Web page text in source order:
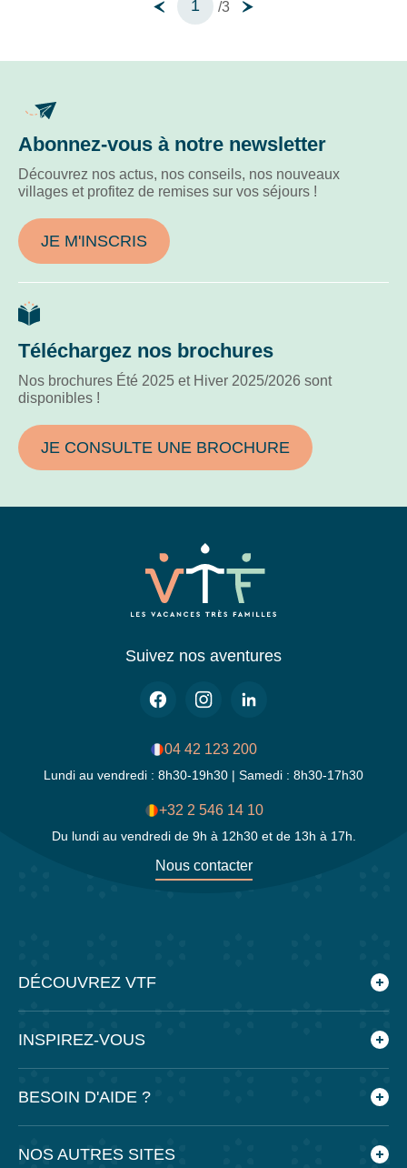
1 /3
Abonnez-vous à notre newsletter
Découvrez nos actus, nos conseils, nos nouveaux
villages et profitez de remises sur vos séjours !
JE M'INSCRIS
Téléchargez nos brochures
Nos brochures Été 2025 et Hiver 2025/2026 sont
disponibles !
JE CONSULTE UNE BROCHURE
Suivez nos aventures
04 42 123 200
Lundi au vendredi : 8h30-19h30 | Samedi : 8h30-17h30
+32 2 546 14 10
Du lundi au vendredi de 9h à 12h30 et de 13h à 17h.
Nous contacter
DÉCOUVREZ VTF
Nos agences
Espace presse
INSPIREZ-VOUS
BESOIN D'AIDE ?
NOS AUTRES SITES